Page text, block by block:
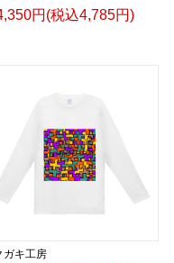
円(税込4,785円)
ガキ工房